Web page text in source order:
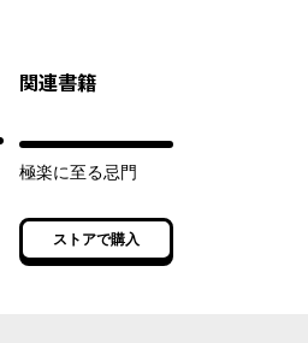
関連書籍
極楽に至る忌門
ストアで購入